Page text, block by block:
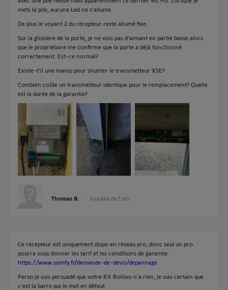
mets la pile, aucune Led ne s’allume.
De plus le voyant 2 du récepteur reste allumé fixe.
Sur la glissière de la porte, je ne vois pas d’aimant en partie basse alors
que le propriétaire me confirme que la porte a déjà fonctionné
correctement. Est-ce normal?
Existe-t’il une manip pour shunter le transmetteur XSE?
Combien coûte un transmetteur identique pour le remplacement? Quelle
est la durée de la garantie?
Thomas B. il y a plus de 7 ans
Ce récepteur est uniquement dispo en réseau pro, donc seul un pro
pourra vous donner les tarif et les conditions de garantie.
https://www.somfy.fr/demande-de-devis/depannage
Perso je suis persuadé que votre RX Rollixo n'a rien, je suis certain que
c'est la barre qui le met en défaut.